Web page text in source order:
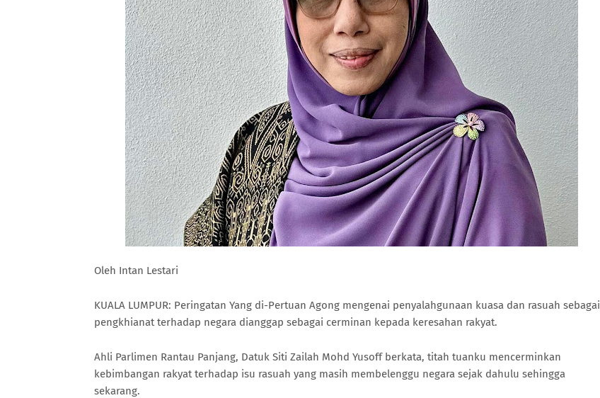
Oleh Intan Lestari
KUALA LUMPUR: Peringatan Yang di-Pertuan Agong mengenai penyalahgunaan kuasa dan rasuah sebagai
pengkhianat terhadap negara dianggap sebagai cerminan kepada keresahan rakyat.
Ahli Parlimen Rantau Panjang, Datuk Siti Zailah Mohd Yusoff berkata, titah tuanku mencerminkan
kebimbangan rakyat terhadap isu rasuah yang masih membelenggu negara sejak dahulu sehingga
sekarang.